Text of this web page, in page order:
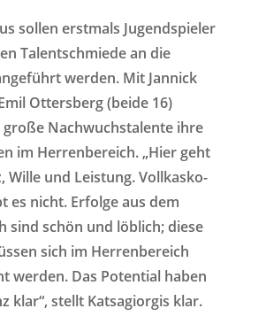
sollen erstmals Jugendspieler
Talentschmiede an die
werden. Mit Jannick
Ottersberg (beide 16)
Nachwuchstalente ihre
im Herrenbereich. „Hier geht
Wille und Leistung. Vollkasko-
es nicht. Erfolge aus dem
sind schön und löblich; diese
sich im Herrenbereich
werden. Das Potential haben
klar“, stellt Katsagiorgis klar.